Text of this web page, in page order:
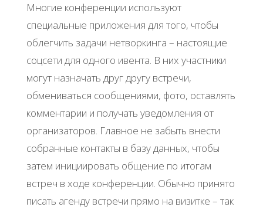
Многие конференции используют
специальные приложения для того, чтобы
облегчить задачи нетворкинга – настоящие
соцсети для одного ивента. В них участники
могут назначать друг другу встречи,
обмениваться сообщениями, фото, оставлять
комментарии и получать уведомления от
организаторов. Главное не забыть внести
собранные контакты в базу данных, чтобы
затем инициировать общение по итогам
встреч в ходе конференции. Обычно принято
писать агенду встречи прямо на визитке – так